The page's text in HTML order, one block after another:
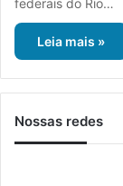
federais do Rio…
Leia mais »
Nossas redes